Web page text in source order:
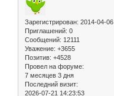
Зарегистрирован: 2014-04-06
Приглашений: 0
Сообщений: 12111
Уважение: +3655
Позитив: +4528
Провел на форуме:
7 месяцев 3 дня
Последний визит:
2026-07-21 14:23:53